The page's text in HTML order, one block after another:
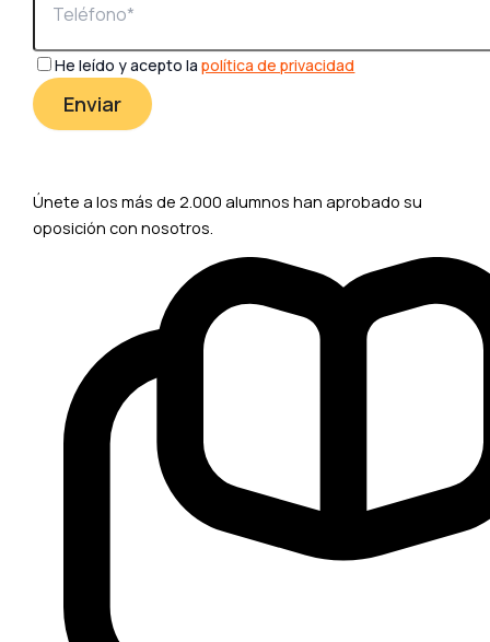
He leído y acepto lapolítica de privacidad
Únete a los más de 2.000 alumnos han aprobado su
oposición con nosotros.